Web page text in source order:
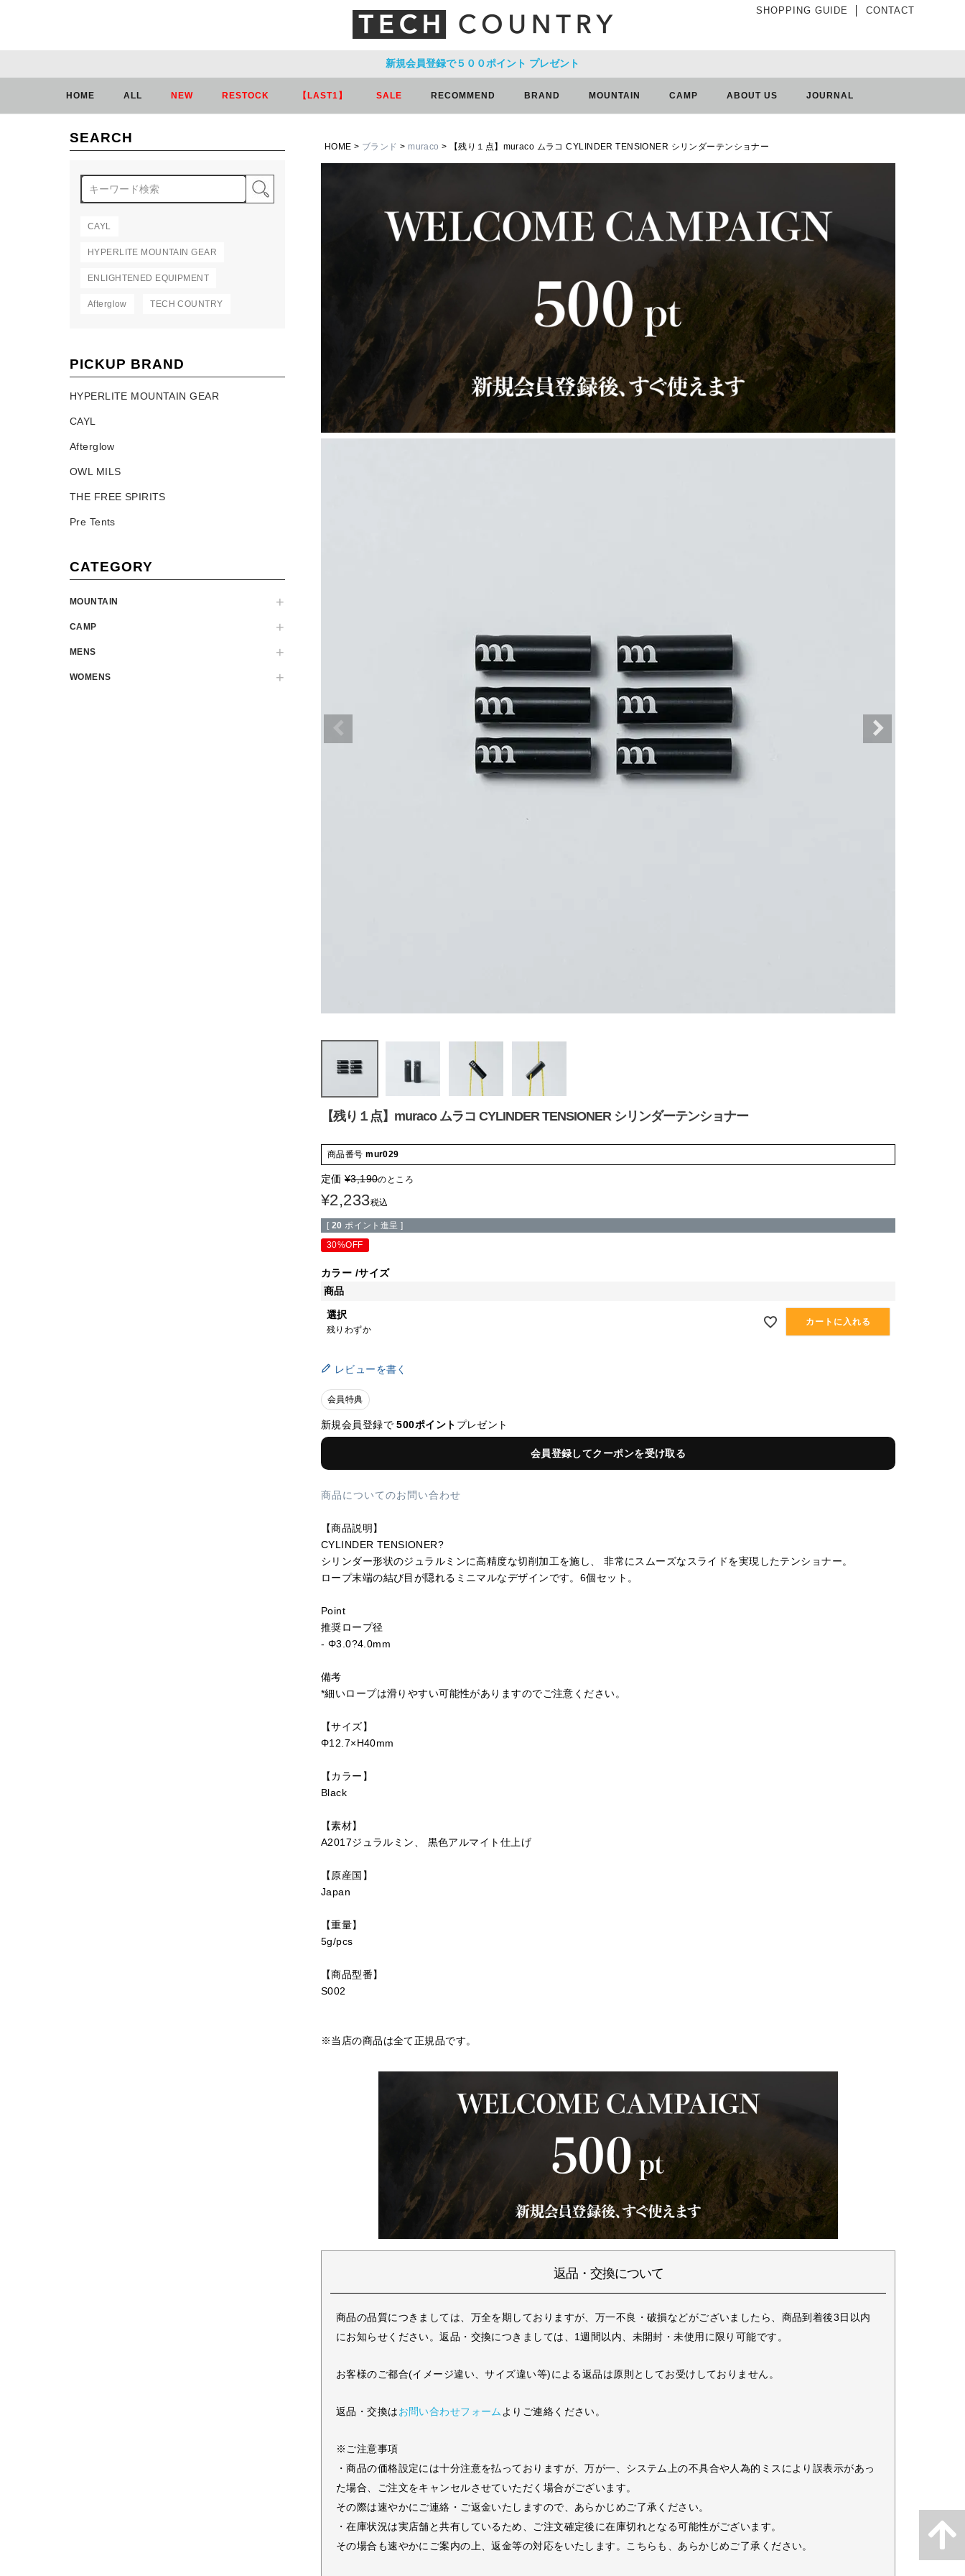
SHOPPING GUIDE CONTACT
新規会員登録で５００ポイント プレゼント
HOME ALL NEW RESTOCK 【LAST1】 SALE RECOMMEND BRAND MOUNTAIN CAMP ABOUT US JOURNAL
SEARCH
CAYL
HYPERLITE MOUNTAIN GEAR
ENLIGHTENED EQUIPMENT
Afterglow TECH COUNTRY
PICKUP BRAND
HYPERLITE MOUNTAIN GEAR
CAYL
Afterglow
OWL MILS
THE FREE SPIRITS
Pre Tents
CATEGORY
MOUNTAIN
CAMP
MENS
WOMENS
HOME ブランド muraco 【残り１点】muraco ムラコ CYLINDER TENSIONER シリンダーテンショナー
【残り１点】muraco ムラコ CYLINDER TENSIONER シリンダーテンショナー
商品番号 mur029
定価 ¥3,190のところ
¥2,233税込
[ 20 ポイント進呈 ]
30%OFF
カラー サイズ
商品
選択
残りわずか
カートに入れる
レビューを書く
会員特典
新規会員登録で500ポイント プレゼント
会員登録してクーポンを受け取る
商品についてのお問い合わせ
【商品説明】
CYLINDER TENSIONER?
シリンダー形状のジュラルミンに高精度な切削加工を施し、 非常にスムーズなスライドを実現したテンショナー。
ロープ末端の結び目が隠れるミニマルなデザインです。6個セット。
Point
推奨ロープ径
- Φ3.0?4.0mm
備考
*細いロープは滑りやすい可能性がありますのでご注意ください。
【サイズ】
Φ12.7×H40mm
【カラー】
Black
【素材】
A2017ジュラルミン、 黒色アルマイト仕上げ
【原産国】
Japan
【重量】
5g/pcs
【商品型番】
S002
※当店の商品は全て正規品です。
返品・交換について
商品の品質につきましては、万全を期しておりますが、万一不良・破損などがございましたら、商品到着後3日以内
にお知らせください。返品・交換につきましては、1週間以内、未開封・未使用に限り可能です。
お客様のご都合(イメージ違い、サイズ違い等)による返品は原則としてお受けしておりません。
返品・交換はお問い合わせフォームよりご連絡ください。
※ご注意事項
・商品の価格設定には十分注意を払っておりますが、万が一、システム上の不具合や人為的ミスにより誤表示があっ
た場合、ご注文をキャンセルさせていただく場合がございます。
その際は速やかにご連絡・ご返金いたしますので、あらかじめご了承ください。
・在庫状況は実店舗と共有しているため、ご注文確定後に在庫切れとなる可能性がございます。
その場合も速やかにご案内の上、返金等の対応をいたします。こちらも、あらかじめご了承ください。